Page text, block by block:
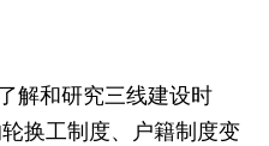
和研究三线建设时
换工制度、户籍制度变